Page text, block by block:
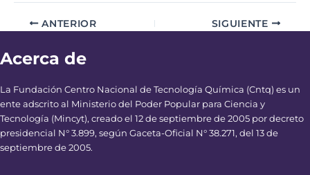
ANTERIOR SIGUIENTE
Acerca de
La Fundación Centro Nacional de Tecnología Química (Cntq) es un
ente adscrito al Ministerio del Poder Popular para Ciencia y
Tecnología (Mincyt), creado el 12 de septiembre de 2005 por decreto
presidencial N° 3.899, según Gaceta-Oficial N° 38.271, del 13 de
septiembre de 2005.